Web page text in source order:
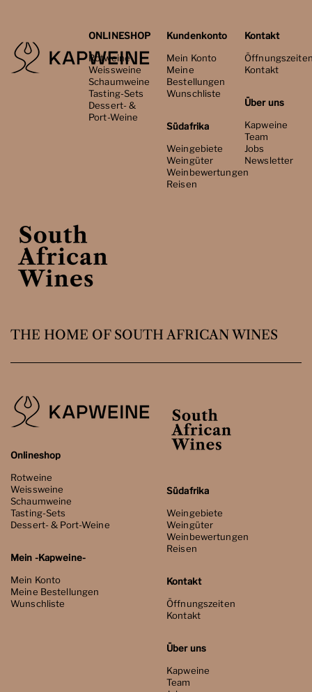
ONLINESHOP
Rotweine
Weissweine
Schaumweine
Tasting-Sets
Dessert- &
Port-Weine
Kundenkonto
Mein Konto
Meine
Bestellungen
Wunschliste
Südafrika
Weingebiete
Weingüter
Weinbewertungen
Reisen
Kontakt
Kontakt
Über uns
Kapweine
Team
Jobs
Newsletter
THE HOME OF SOUTH AFRICAN WINES
Onlineshop
Rotweine
Weissweine
Schaumweine
Tasting-Sets
Dessert- & Port-Weine
Mein -Kapweine-
Mein Konto
Meine Bestellungen
Wunschliste
Südafrika
Weingebiete
Weingüter
Weinbewertungen
Reisen
Kontakt
Öffnungszeiten
Kontakt
Über uns
Kapweine
Team